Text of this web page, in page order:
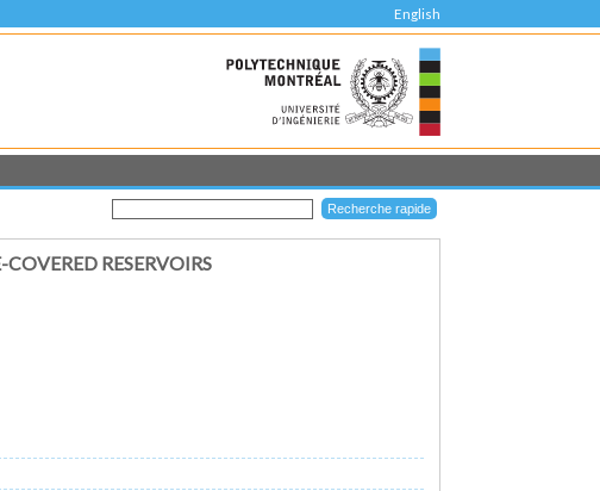
English
RESERVOIRS